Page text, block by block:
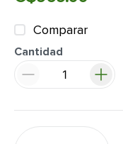
Comparar
Cantidad